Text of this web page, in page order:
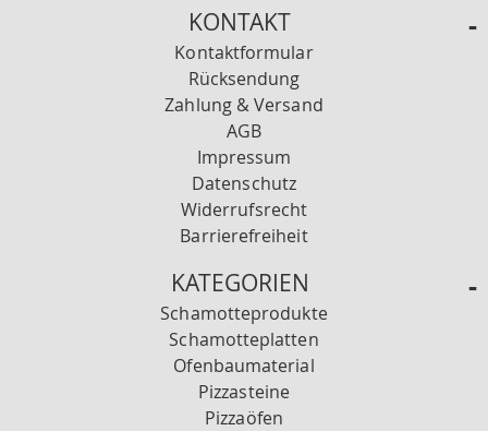
KONTAKT
Kontaktformular
Rücksendung
Zahlung & Versand
AGB
Impressum
Datenschutz
Widerrufsrecht
Barrierefreiheit
KATEGORIEN
Schamotteprodukte
Schamotteplatten
Ofenbaumaterial
Pizzasteine
Pizzaöfen